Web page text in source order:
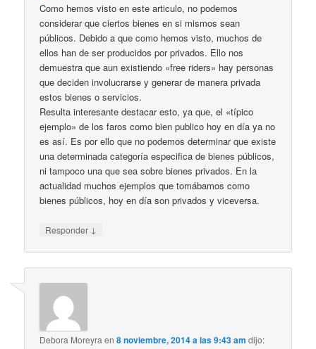
Como hemos visto en este articulo, no podemos
considerar que ciertos bienes en si mismos sean
públicos. Debido a que como hemos visto, muchos de
ellos han de ser producidos por privados. Ello nos
demuestra que aun existiendo «free riders» hay personas
que deciden involucrarse y generar de manera privada
estos bienes o servicios.
Resulta interesante destacar esto, ya que, el «típico
ejemplo» de los faros como bien publico hoy en día ya no
es así. Es por ello que no podemos determinar que existe
una determinada categoría especifica de bienes públicos,
ni tampoco una que sea sobre bienes privados. En la
actualidad muchos ejemplos que tomábamos como
bienes públicos, hoy en día son privados y viceversa.
Responder ↓
Debora Moreyraen8 noviembre, 2014 a las 9:43 am dijo: